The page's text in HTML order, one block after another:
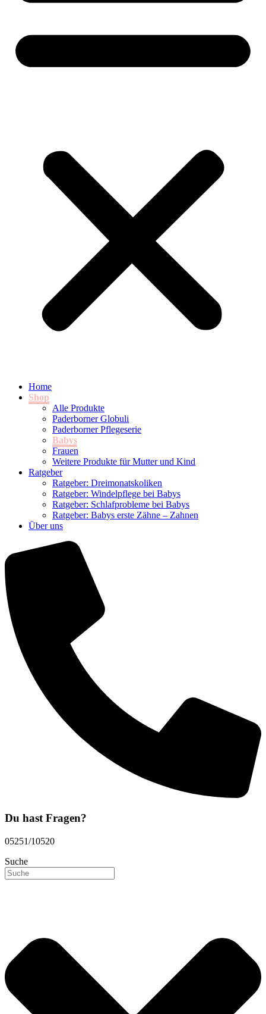
Home
Shop
Alle Produkte
Paderborner Globuli
Paderborner Pflegeserie
Babys
Frauen
Weitere Produkte für Mutter und Kind
Ratgeber
Ratgeber: Dreimonatskoliken
Ratgeber: Windelpflege bei Babys
Ratgeber: Schlafprobleme bei Babys
Ratgeber: Babys erste Zähne – Zahnen
Über uns
Du hast Fragen?
05251/10520
Suche